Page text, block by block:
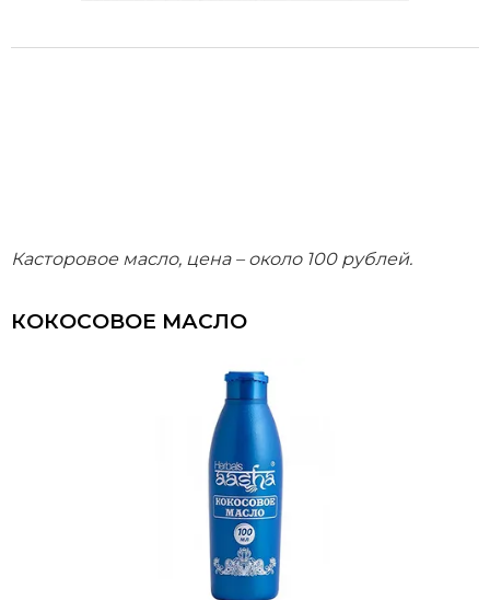
Касторовое масло, цена – около 100 рублей.
КОКОСОВОЕ МАСЛО